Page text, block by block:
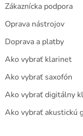
Zákaznícka podpora
Oprava nástrojov
Doprava a platby
Ako vybrať klarinet
Ako vybrať saxofón
Ako vybrať digitálny
Ako vybrať akustickú